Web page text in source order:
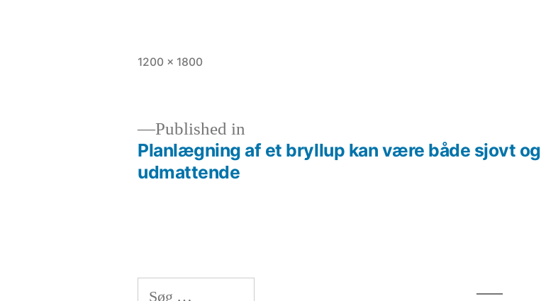
Full
1200 × 1800
Indlægsnavigation
Published in
Planlægning af et bryllup kan være både sjovt og
udmattende
Søg